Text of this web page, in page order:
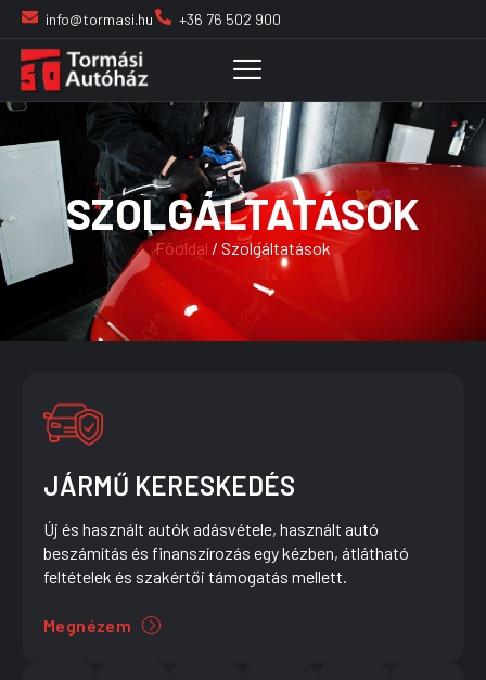
info@tormasi.hu +36 76 502 900
SZOLGÁLTATÁSOK
Főoldal / Szolgáltatások
JÁRMŰ KERESKEDÉS
Új és használt autók adásvétele, használt autó
beszámítás és finanszírozás egy kézben, átlátható
feltételek és szakértői támogatás mellett.
Megnézem